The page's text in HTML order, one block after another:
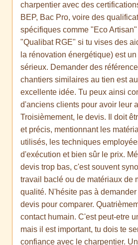
charpentier avec des
BEP, Bac Pro, voire des
spécifiques comme "Eco Artisan"
"Qualibat RGE" si tu vises des
la rénovation énergétique) est
sérieux. Demander des
chantiers similaires au tien est
excellente idée. Tu peux ainsi
d'anciens clients pour avoir leur
Troisièmement, le devis. Il doit
et précis, mentionnant les
utilisés, les techniques
d'exécution et bien sûr le prix.
devis trop bas, c'est souvent
travail baclé ou de matériaux de
qualité. N'hésite pas à
devis pour comparer.
contact humain. C'est peut-etre
mais il est important, tu dois te
confiance avec le charpentier.